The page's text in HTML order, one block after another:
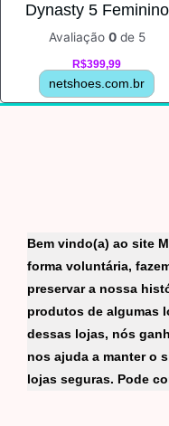
Dynasty 5 Feminino
Avaliação 0de 5
R$399,99
netshoes.com.br
Bem vindo(a) ao site
forma voluntária,
preservar a nossa
produtos de algumas
dessas lojas, nós
nos ajuda a manter o
lojas seguras. Pode